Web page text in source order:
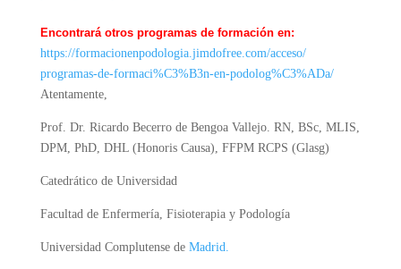
Encontrará otros programas de formación en:
https://formacionenpodologia.jimdofree.com/acceso/
programas-de-formaci%C3%B3n-en-podolog%C3%ADa/
Atentamente,
Prof. Dr. Ricardo Becerro de Bengoa Vallejo. RN, BSc, MLIS,
DPM, PhD, DHL (Honoris Causa), FFPM RCPS (Glasg)
Catedrático de Universidad
Facultad de Enfermería, Fisioterapia y Podología
Universidad Complutense de Madrid.